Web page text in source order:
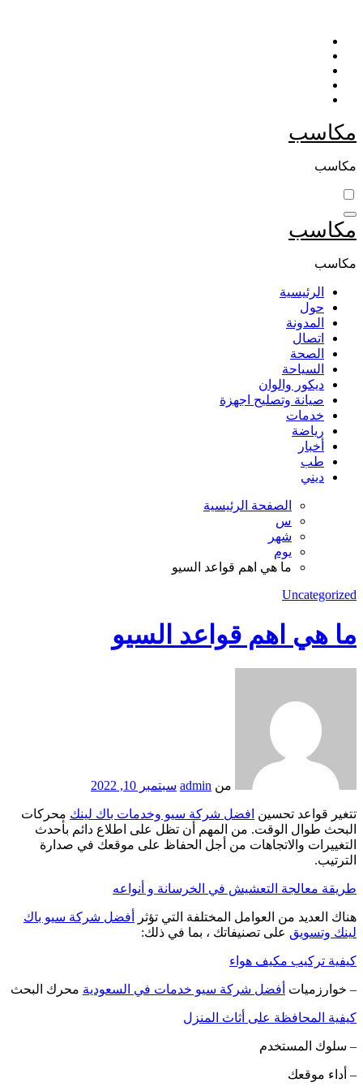
التجاوز
المحتوى
مكاسب
مكاسب
مكاسب
مكاسب
الرئيسية
حول
المدونة
اتصال
الصحة
السياحة
ديكور والوان
صيانة وتصليح اجهزة
خدمات
رياضة
أخبار
طب
ديني
الصفحة الرئيسية
س
شهر
يوم
ما هي اهم قواعد السيو
Uncategorized
ما هي اهم قواعد السيو
من admin سبتمبر 10, 2022
تتغير قواعد تحسين افضل شركة سيو وخدمات باك لينك محركات
البحث طوال الوقت. من المهم أن تظل على اطلاع دائم بأحدث
التغييرات والاتجاهات من أجل الحفاظ على موقعك في صدارة
الترتيب.
طريقة معالجة التعشيش في الخرسانة و أنواعه
هناك العديد من العوامل المختلفة التي تؤثر
أفضل شركة سيو باك
لينك وتسويق على تصنيفاتك ، بما في ذلك:
كيفية تركيب مكيف هواء
– خوارزميات أفضل شركة سيو خدمات في السعودية محرك البحث
كيفية المحافظة على أثاث المنزل
– سلوك المستخدم
– أداء موقعك